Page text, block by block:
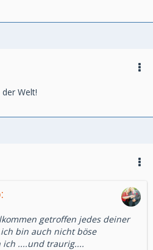
Welt!
getroffen jedes deiner
bin auch nicht böse
ich ....und traurig....